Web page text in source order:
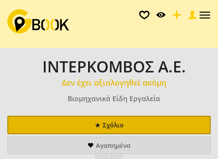
ΙΝΤΕΡΚΟΜΒΟΣ Α.Ε.
Δεν έχει αξιολογηθεί ακόμη
Βιομηχανικά Είδη Εργαλεία
Σχόλιο
Αγαπημένα